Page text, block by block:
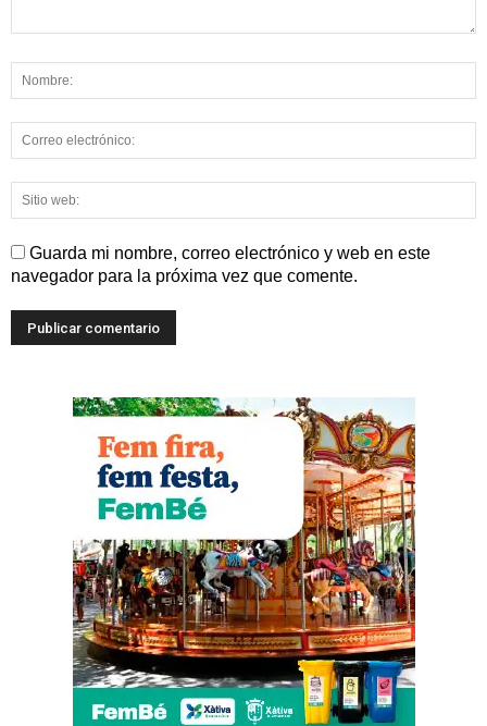
Guarda mi nombre, correo electrónico y web en este
navegador para la próxima vez que comente.